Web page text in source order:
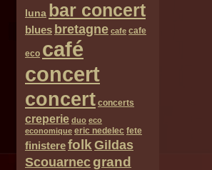
luna bar concert
blues bretagne cafe cafe
eco café
concert
concert concerts
creperie duo eco
economique eric nedelec fete
finisterefolk Gildas
Scouarnecgrand